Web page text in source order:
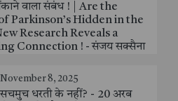
वाला संबंध ! | Are the
Parkinson’s Hidden in the
Research Reveals a
Connection ! - संजय सक्सैना
November 8, 2025
धरती के नहीं? - 20 अरब